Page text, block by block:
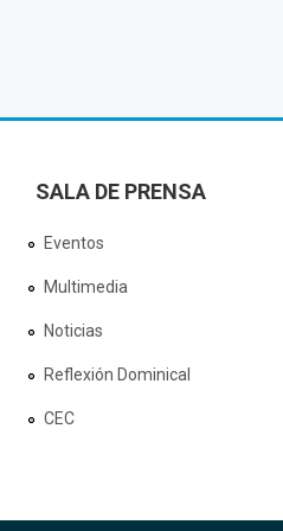
SALA DE PRENSA
Eventos
Multimedia
Noticias
Reflexión Dominical
CEC